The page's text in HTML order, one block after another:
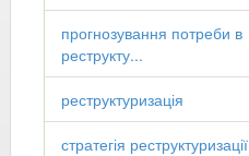
прогнозування потреби в
реструкту...
реструктуризація
стратегія реструктуризації